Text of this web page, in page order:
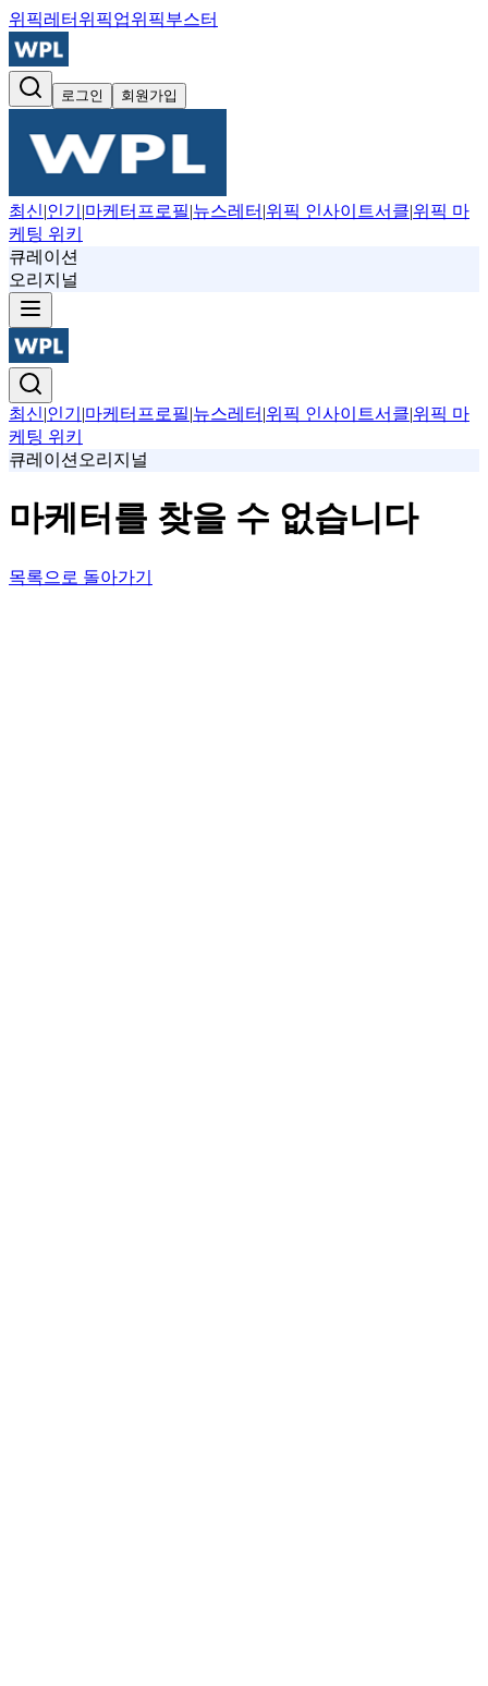
위픽레터 위픽업위픽부스터
로그인 회원가입
최신|인기 |마케터프로필|뉴스레터 |위픽 인사이트서클|위픽 마
케팅 위키
큐레이션
오리지널
최신|인기 |마케터프로필|뉴스레터 |위픽 인사이트서클|위픽 마
케팅 위키
큐레이션 오리지널
마케터를 찾을 수 없습니다
목록으로 돌아가기